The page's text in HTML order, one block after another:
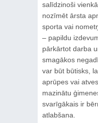
salīdzinoši
nozīmēt ārsta
sporta vai
– papildu
pārkārtot darba
smagākos
var būt būtisks,
aprūpes vai
mazinātu
svarīgākais ir
atlabšana.